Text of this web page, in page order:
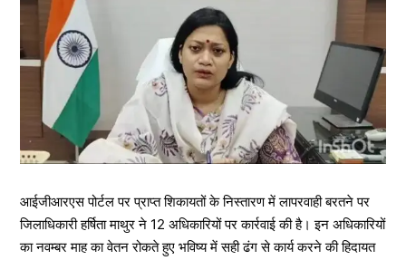
आईजीआरएस पोर्टल पर प्राप्त शिकायतों के निस्तारण में लापरवाही बरतने पर
जिलाधिकारी हर्षिता माथुर ने 12 अधिकारियों पर कार्रवाई की है। इन अधिकारियों
का नवम्बर माह का वेतन रोकते हुए भविष्य में सही ढंग से कार्य करने की हिदायत